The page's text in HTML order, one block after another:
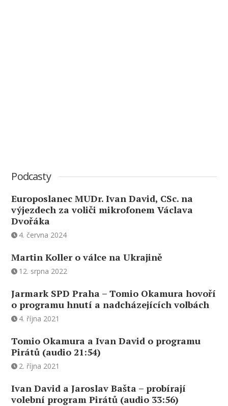
Podcasty
Europoslanec MUDr. Ivan David, CSc. na
výjezdech za voliči mikrofonem Václava
Dvořáka
4. června 2024
Martin Koller o válce na Ukrajině
12. srpna 2022
Jarmark SPD Praha – Tomio Okamura hovoří
o programu hnutí a nadcházejících volbách
4. října 2021
Tomio Okamura a Ivan David o programu
Pirátů (audio 21:54)
2. října 2021
Ivan David a Jaroslav Bašta – probírají
volební program Pirátů (audio 33:56)